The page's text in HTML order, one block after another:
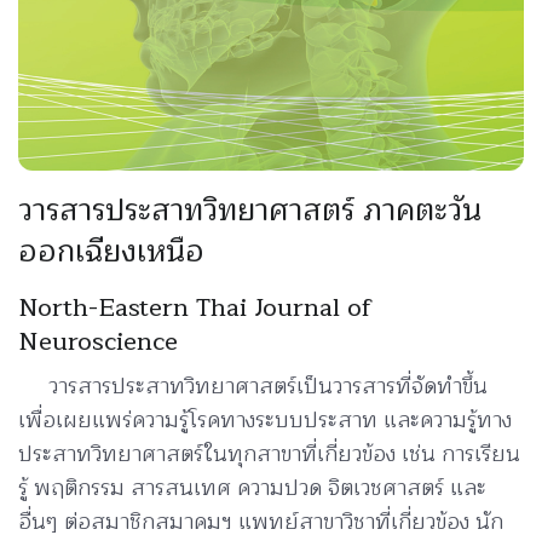
วารสารประสาทวิทยาศาสตร์ ภาคตะวัน
ออกเฉียงเหนือ
North-Eastern Thai Journal of
Neuroscience
วารสารประสาทวิทยาศาสตร์เป็นวารสารที่จัดทำขึ้น
เพื่อเผยแพร่ความรู้โรคทางระบบประสาท และความรู้ทาง
ประสาทวิทยาศาสตร์ในทุกสาขาที่เกี่ยวข้อง เช่น การเรียน
รู้ พฤติกรรม สารสนเทศ ความปวด จิตเวชศาสตร์ และ
อื่นๆ ต่อสมาชิกสมาคมฯ แพทย์สาขาวิชาที่เกี่ยวข้อง นัก